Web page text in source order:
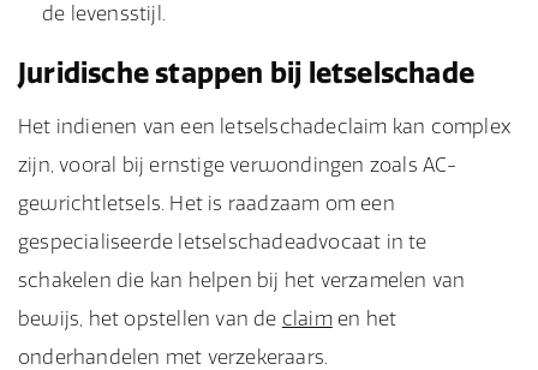
de levensstijl.
Juridische stappen bij letselschade
Het indienen van een letselschadeclaim kan complex
zijn, vooral bij ernstige verwondingen zoals AC-
gewrichtletsels. Het is raadzaam om een
gespecialiseerde letselschadeadvocaat in te
schakelen die kan helpen bij het verzamelen van
bewijs, het opstellen van de claimen het
onderhandelen met verzekeraars.